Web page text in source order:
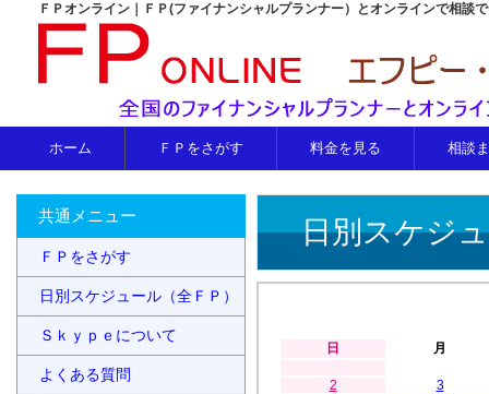
ＦＰオンライン｜ＦＰ(ファイナンシャルプランナー）とオンラインで相談
ホーム ＦＰをさがす 料金を見る 相談
日別スケジ
日 月
2
3
共通メニュー
ＦＰをさがす
日別スケジュール（全ＦＰ）
Ｓｋｙｐｅについて
よくある質問